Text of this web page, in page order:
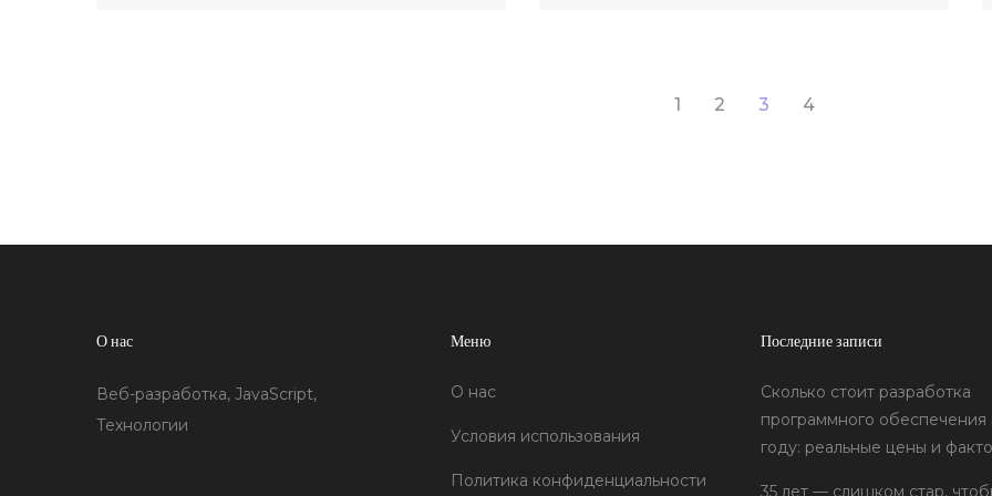
универсальным инструментом для создания
1 2 3 4
О нас
Веб-разработка, JavaScript,
Технологии
Меню
О нас
Условия использования
Политика конфиденциальности
Последние записи
Сколько стоит разработка
программного обеспечения
году: реальные цены и
35 лет — слишком стар,